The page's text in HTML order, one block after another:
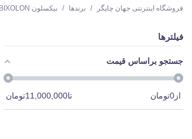
فروشگاه اینترنتی جهان چاپگر / برندها / بیکسلون BIXOLON
فیلترها
جستجو براساس قیمت
از 0تومان تا11,000,000تومان